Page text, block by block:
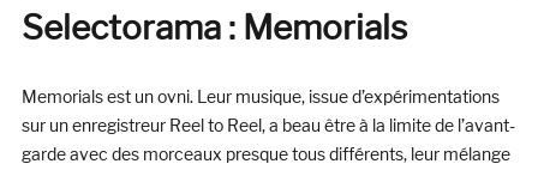
Nicolas
Jublot,
Records
Selectorama : Memorials
Memorials est un ovni. Leur musique, issue d’expérimentations
sur un enregistreur Reel to Reel, a beau être à la limite de l’avant-
garde avec des morceaux presque tous différents, leur mélange